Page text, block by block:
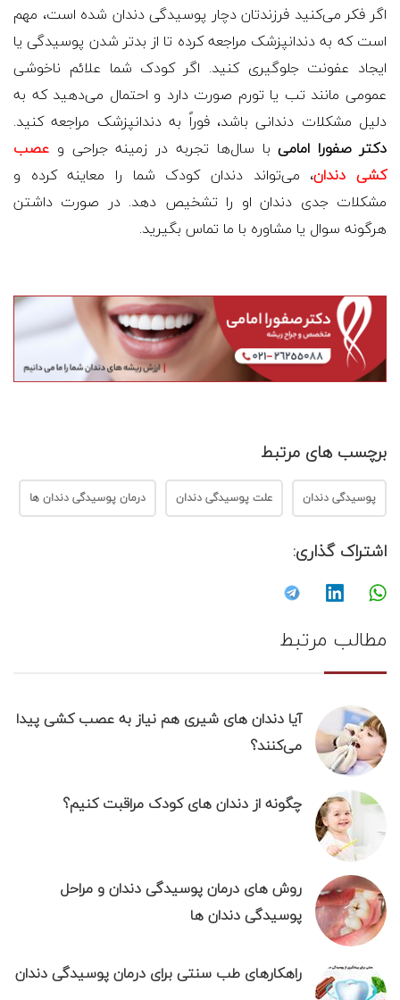
اگر فکر می‌کنید فرزندتان دچار پوسیدگی دندان شده است، مهم
است که به دندانپزشک مراجعه کرده تا از بدتر شدن پوسیدگی یا
ایجاد عفونت جلوگیری کنید. اگر کودک شما علائم ناخوشی
عمومی مانند تب یا تورم صورت دارد و احتمال می‌دهید که به
دلیل مشکلات دندانی باشد، فوراً به دندانپزشک مراجعه کنید.
دکتر صفورا امامیبا سال‌ها تجربه در زمینه جراحی و عصب
کشی دندان، می‌تواند دندان کودک شما را معاینه کرده و
مشکلات جدی دندان او را تشخیص دهد. در صورت داشتن
هرگونه سوال یا مشاوره با ما تماس بگیرید.
برچسب های مرتبط
پوسیدگی دندان علت پوسیدگی دندان درمان پوسیدگی دندان ها
اشتراک گذاری:
مطالب مرتبط
آیا دندان‌ های شیری هم نیاز به عصب کشی پیدا
می‌کنند؟
چگونه از دندان های کودک مراقبت کنیم؟
روش های درمان پوسيدگی دندان و مراحل
پوسیدگی دندان ها
راهکارهای طب سنتی برای درمان پوسیدگی دندان